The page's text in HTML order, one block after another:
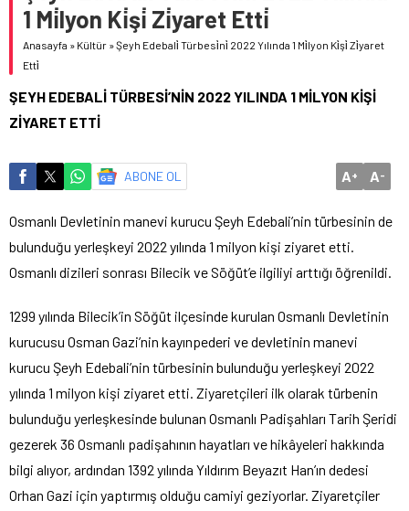
1 Mi̇lyon Ki̇şi̇ Zi̇yaret Etti̇
Anasayfa » Kültür »Şeyh Edebali̇ Türbesi̇ni̇ 2022 Yılında 1 Mi̇lyon Ki̇şi̇ Zi̇yaret
Etti̇
ŞEYH EDEBALİ TÜRBESİ’NİN 2022 YILINDA 1 MİLYON KİŞİ
ZİYARET ETTİ
ABONE OL A+ A-
Osmanlı Devletinin manevi kurucu Şeyh Edebali’nin türbesinin de
bulunduğu yerleşkeyi 2022 yılında 1 milyon kişi ziyaret etti.
Osmanlı dizileri sonrası Bilecik ve Söğüt’e ilgiliyi arttığı öğrenildi.
1299 yılında Bilecik’in Söğüt ilçesinde kurulan Osmanlı Devletinin
kurucusu Osman Gazi’nin kayınpederi ve devletinin manevi
kurucu Şeyh Edebali’nin türbesinin bulunduğu yerleşkeyi 2022
yılında 1 milyon kişi ziyaret etti. Ziyaretçileri ilk olarak türbenin
bulunduğu yerleşkesinde bulunan Osmanlı Padişahları Tarih Şeridi
gezerek 36 Osmanlı padişahının hayatları ve hikâyeleri hakkında
bilgi alıyor, ardından 1392 yılında Yıldırım Beyazıt Han’ın dedesi
Orhan Gazi için yaptırmış olduğu camiyi geziyorlar. Ziyaretçiler